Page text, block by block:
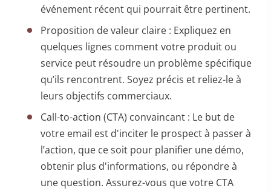
événement récent qui pourrait être pertinent.
Proposition de valeur claire : Expliquez en
quelques lignes comment votre produit ou
service peut résoudre un problème spécifique
qu’ils rencontrent. Soyez précis et reliez-le à
leurs objectifs commerciaux.
Call-to-action (CTA) convaincant : Le but de
votre email est d'inciter le prospect à passer à
l’action, que ce soit pour planifier une démo,
obtenir plus d'informations, ou répondre à
une question. Assurez-vous que votre CTA